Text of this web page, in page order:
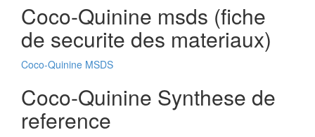
Coco-Quinine msds (fiche
de securite des materiaux)
Coco-Quinine MSDS
Coco-Quinine Synthese de
reference